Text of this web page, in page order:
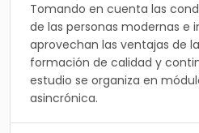
Tomando en cuenta las
de las personas modernas e
aprovechan las ventajas de
formación de calidad y
estudio se organiza en
asincrónica.